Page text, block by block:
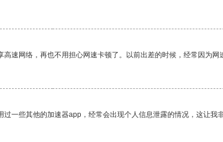
速网络，再也不用担心网速卡顿了。以前出差的时候，经常因为
一些其他的加速器app，经常会出现个人信息泄露的情况，这让我非